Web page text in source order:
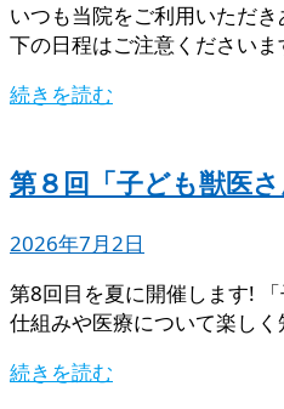
いつも当院をご利用いただ
下の日程はご注意ください
続きを読む
第８回「子ども獣医
2026年7月2日
第8回目を夏に開催します!
仕組みや医療について楽しく
続きを読む